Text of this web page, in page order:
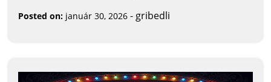
Posted on: január 30, 2026 - gribedli